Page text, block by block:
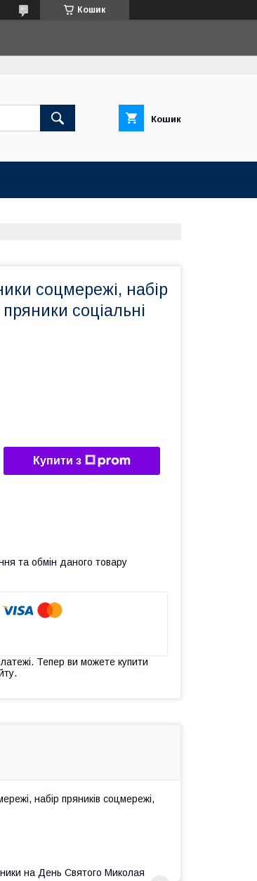
Кошик
Кошик
соцмережі, набір
соціальні
Купити з
та обмін даного товару
Тепер ви можете купити
набір пряників соцмережі,
на День Святого Миколая